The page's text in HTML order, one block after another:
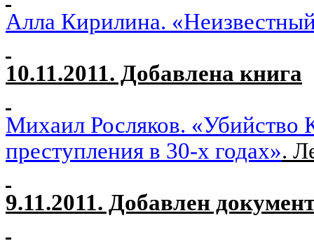
Алла Кирилина.
10.11.2011. Добавлена книга
Михаил Росляков. «Убийство
преступления в 30-х годах».
9.11.2011. Добавлен